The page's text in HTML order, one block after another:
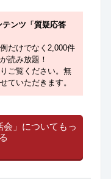
ンツ「質疑応答
だけでなく2,000件
読み放題！
ご覧ください。無
ていただきます。
会」についてもっ